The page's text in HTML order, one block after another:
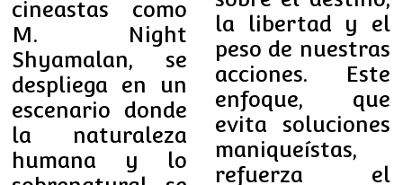
cineastas como
M. Night
Shyamalan, se
despliega en un
escenario donde
la naturaleza
humana y lo
la libertad y el
peso de nuestras
acciones. Este
enfoque, que
evita soluciones
maniqueístas,
refuerza el